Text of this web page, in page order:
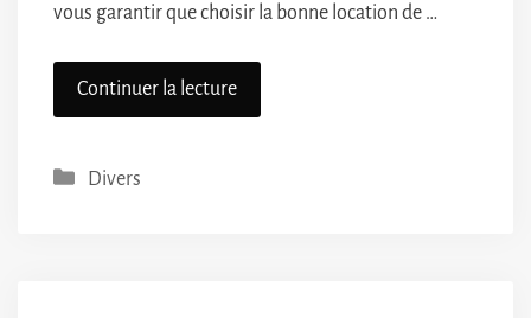
vous garantir que choisir la bonne location de …
Continuer la lecture
Catégories
Divers